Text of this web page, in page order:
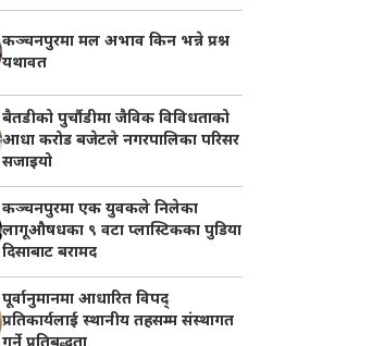
कञ्चनपुरमा मल अभाव किन भन्ने प्रश्न
यथावत
बैतडीको पुर्चौडीमा जैविक विविधताको
आधा करोड बजेटले नगरपालिका परिसर
सजाइयो
कञ्चनपुरमा एक युवकले निलेका
लागूऔषधका ९ वटा प्लास्टिकका पुडिया
दिसाबाट बरामद
पूर्वानुमानमा आधारित विपद्
प्रतिकार्यलाई स्थानीय तहसम्म संस्थागत